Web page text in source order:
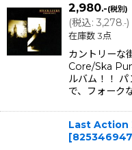
2,980.-(税別)
(税込: 3,278.-)
在庫数 3点
カントリーな
Core/Ska
ルバム！！ パ
で、フォーク
Last Action
[